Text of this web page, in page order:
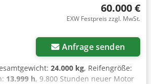
60.000 €
EXW Festpreis zzgl. MwSt.
Anfrage senden
24.000 kg, Reifengröße:
13.999 h, 9.800 Stunden neuer Motor